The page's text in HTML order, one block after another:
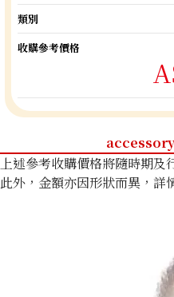
類別
收購參考價格
accessory
上述參考收購價格將隨時期及
此外，金額亦因形狀而異，詳